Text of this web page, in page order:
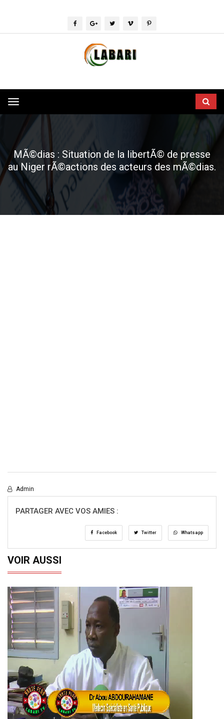
Toggle
navigation
MÃ©dias : Situation de la libertÃ© de presse
au Niger rÃ©actions des acteurs des mÃ©dias.
Admin
PARTAGER AVEC VOS AMIES :
Facebook Twitter Whatsapp
VOIR AUSSI